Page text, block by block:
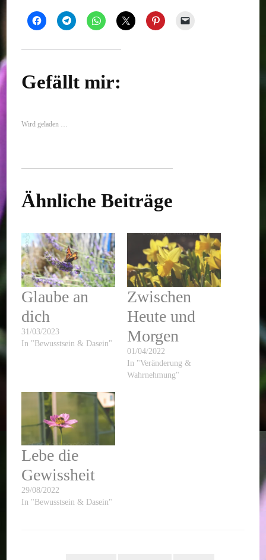
Gefällt mir:
Wird geladen …
Ähnliche Beiträge
Glaube an
dich
31/03/2023
In "Bewusstsein & Dasein"
Zwischen
Heute und
Morgen
01/04/2022
In "Veränderung &
Wahrnehmung"
Lebe die
Gewissheit
29/08/2022
In "Bewusstsein & Dasein"